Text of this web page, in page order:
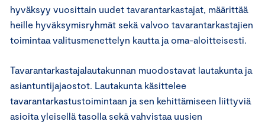
hyväksyy vuosittain uudet tavarantarkastajat, määrittää
heille hyväksymisryhmät sekä valvoo tavarantarkastajien
toimintaa valitusmenettelyn kautta ja oma-aloitteisesti.
Tavarantarkastajalautakunnan muodostavat lautakunta ja
asiantuntijajaostot. Lautakunta käsittelee
tavarantarkastustoimintaan ja sen kehittämiseen liittyviä
asioita yleisellä tasolla sekä vahvistaa uusien